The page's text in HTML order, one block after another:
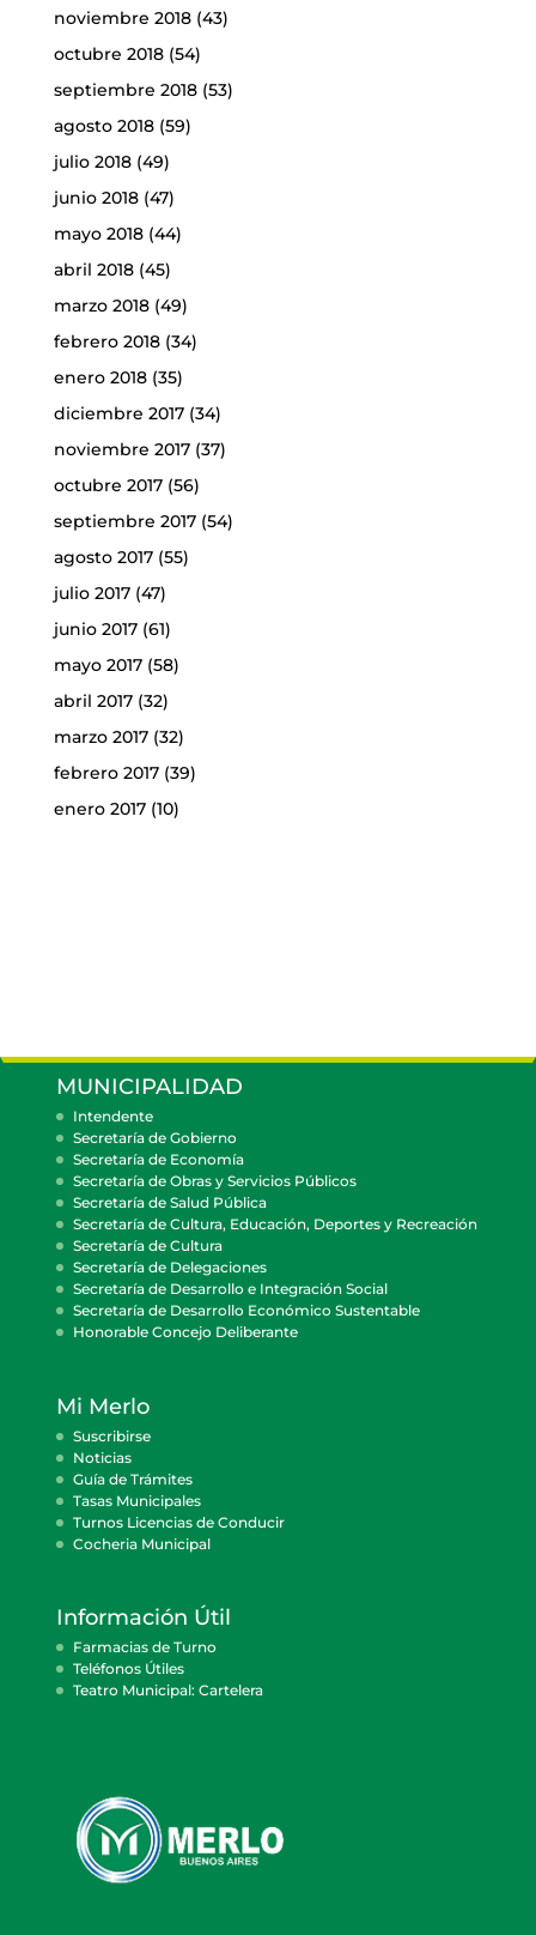
noviembre 2018(43)
octubre 2018(54)
septiembre 2018(53)
agosto 2018(59)
julio 2018(49)
junio 2018(47)
mayo 2018(44)
abril 2018(45)
marzo 2018(49)
febrero 2018(34)
enero 2018(35)
diciembre 2017(34)
noviembre 2017(37)
octubre 2017(56)
septiembre 2017(54)
agosto 2017(55)
julio 2017(47)
junio 2017(61)
mayo 2017(58)
abril 2017(32)
marzo 2017(32)
febrero 2017(39)
enero 2017(10)
MUNICIPALIDAD
Intendente
Secretaría de Gobierno
Secretaría de Economía
Secretaría de Obras y Servicios Públicos
Secretaría de Salud Pública
Secretaría de Cultura, Educación, Deportes y Recreación
Secretaría de Cultura
Secretaría de Delegaciones
Secretaría de Desarrollo e Integración Social
Secretaría de Desarrollo Económico Sustentable
Honorable Concejo Deliberante
Mi Merlo
Suscribirse
Noticias
Guía de Trámites
Tasas Municipales
Turnos Licencias de Conducir
Cocheria Municipal
Información Útil
Farmacias de Turno
Teléfonos Útiles
Teatro Municipal: Cartelera